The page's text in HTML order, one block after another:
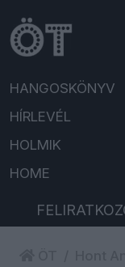
HANGOSKÖNYV
HÍRLEVÉL
HOLMIK
HOME